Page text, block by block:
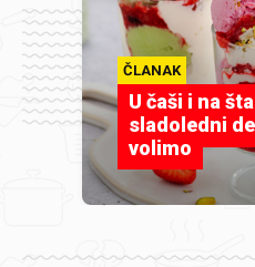
ČLANAK
U čaši i na
sladoledni
volimo